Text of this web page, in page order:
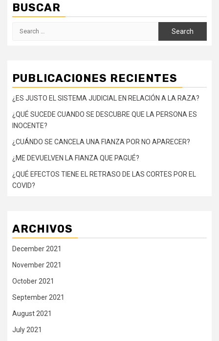
BUSCAR
PUBLICACIONES RECIENTES
¿ES JUSTO EL SISTEMA JUDICIAL EN RELACIÓN A LA RAZA?
¿QUÉ SUCEDE CUANDO SE DESCUBRE QUE LA PERSONA ES
INOCENTE?
¿CUÁNDO SE CANCELA UNA FIANZA POR NO APARECER?
¿ME DEVUELVEN LA FIANZA QUE PAGUÉ?
¿QUÉ EFECTOS TIENE EL RETRASO DE LAS CORTES POR EL
COVID?
ARCHIVOS
December 2021
November 2021
October 2021
September 2021
August 2021
July 2021